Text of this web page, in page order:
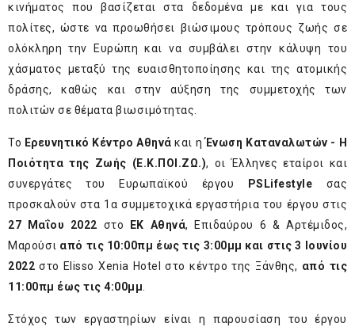
κινήματος που βασίζεται στα δεδομένα με και για τους
πολίτες, ώστε να προωθήσει βιώσιμους τρόπους ζωής σε
ολόκληρη την Ευρώπη και να συμβάλει στην κάλυψη του
χάσματος μεταξύ της ευαισθητοποίησης και της ατομικής
δράσης, καθώς και στην αύξηση της συμμετοχής των
πολιτών σε θέματα βιωσιμότητας.
Το Ερευνητικό Κέντρο Αθηνά και ηΈνωση Καταναλωτών - Η
Ποιότητα της Ζωής (Ε.Κ.ΠΟΙ.ΖΩ.), οι Έλληνες εταίροι και
συνεργάτες του Ευρωπαϊκού έργου
PSLifestyle σας
προσκαλούν στα 1 α συμμετοχικά εργαστήρια του έργου στις
27 Μαΐου 2022 στο ΕΚ Αθηνά, Επιδαύρου 6 & Αρτέμιδος,
Μαρούσι από τις 10:00πμ έως τις 3:00μμ και στις3 Ιουνίου
2022 στο Εlisso Xenia Hotel στο κέντρο της Ξάνθης, από τις
11:00πμ έως τις 4:00μμ.
Στόχος των εργαστηρίων είναι η παρουσίαση του έργου